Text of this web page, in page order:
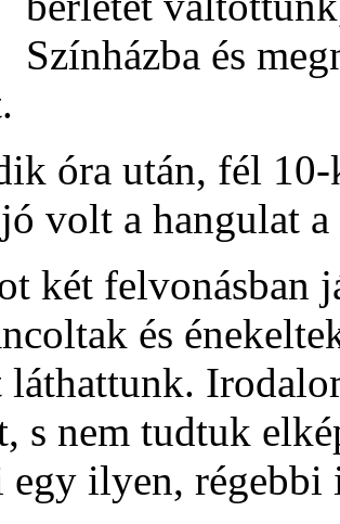
Színházba és
óra után, fél
volt a hangulat a
két felvonásban
és
láthattunk.
s nem tudtuk
ilyen,